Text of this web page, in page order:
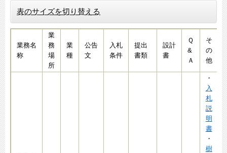
表のサイズを切り替える
業務名
称
業
務
場
所
業
種
公告
文
入札
条件
提出
書類
設計
書
Ｑ
&
Ａ
そ
の
他
・
入
札
説
明
書
・
樹